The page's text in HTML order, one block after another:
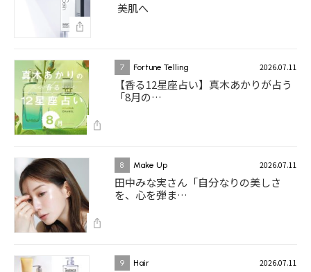
美肌へ
7 Fortune Telling 2026.07.11
【香る12星座占い】真木あかりが占う
「8月の…
8 Make Up 2026.07.11
田中みな実さん「自分なりの美しさ
を、心を弾ま…
9 Hair 2026.07.11